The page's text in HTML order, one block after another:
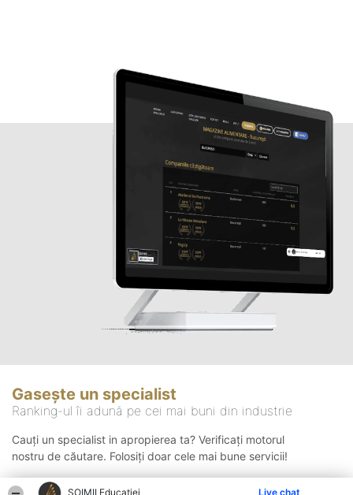
ȘOIMII Educației Live chat
Gasește un specialist
Ranking-ul îi adună pe cei mai buni din industrie
Cauți un specialist in apropierea ta? Verificați motorul
nostru de căutare. Folosiți doar cele mai bune servicii!